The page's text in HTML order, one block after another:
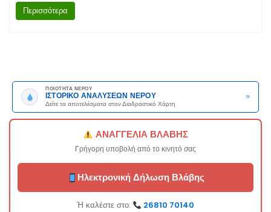
Περισσότερα
ΠΟΙΟΤΗΤΑ ΝΕΡΟΥ
ΙΣΤΟΡΙΚΟ ΑΝΑΛΥΣΕΩΝ ΝΕΡΟΥ
Δείτε τα αποτελέσματα στον Διαδραστικό Χάρτη
»
ΑΝΑΓΓΕΛΙΑ ΒΛΑΒΗΣ
Γρήγορη υποβολή από το κινητό σας
Ηλεκτρονική Δήλωση Βλάβης
Ή καλέστε στο: 26810 70140